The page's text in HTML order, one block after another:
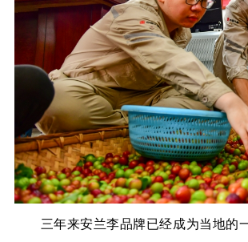
三年来安兰李品牌已经成为当地的